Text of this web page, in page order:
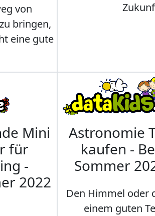
von
bringen,
eine gute
Mini
für
-
2022
Astronomie
kaufen -
Sommer
Den Himmel oder
einem guten